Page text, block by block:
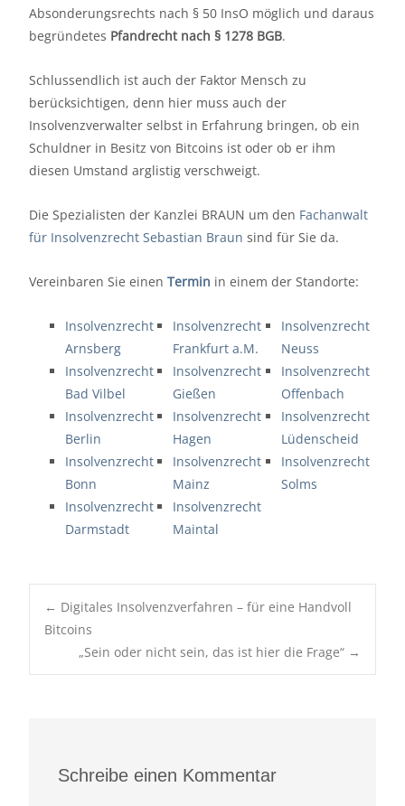
Absonderungsrechts nach § 50 InsO möglich und daraus
begründetes Pfandrecht nach § 1278 BGB.
Schlussendlich ist auch der Faktor Mensch zu
berücksichtigen, denn hier muss auch der
Insolvenzverwalter selbst in Erfahrung bringen, ob ein
Schuldner in Besitz von Bitcoins ist oder ob er ihm
diesen Umstand arglistig verschweigt.
Die Spezialisten der Kanzlei BRAUN um den Fachanwalt
für Insolvenzrecht Sebastian Braun sind für Sie da.
Vereinbaren Sie einen Termin in einem der Standorte:
Insolvenzrecht
Arnsberg
Insolvenzrecht
Bad Vilbel
Insolvenzrecht
Berlin
Insolvenzrecht
Bonn
Insolvenzrecht
Darmstadt
Insolvenzrecht
Frankfurt a.M.
Insolvenzrecht
Gießen
Insolvenzrecht
Hagen
Insolvenzrecht
Mainz
Insolvenzrecht
Maintal
Insolvenzrecht
Neuss
Insolvenzrecht
Offenbach
Insolvenzrecht
Lüdenscheid
Insolvenzrecht
Solms
Post
navigation
← Digitales Insolvenzverfahren – für eine Handvoll
Bitcoins
„Sein oder nicht sein, das ist hier die Frage“ →
Schreibe einen Kommentar